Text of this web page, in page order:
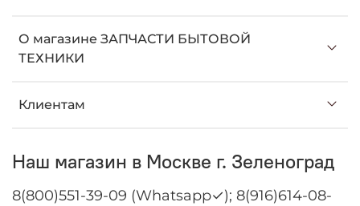
О магазине ЗАПЧАСТИ БЫТОВОЙ
ТЕХНИКИ
Клиентам
Наш магазин в Москве г. Зеленоград
8(800)551-39-09 (Whatsapp✓); 8(916)614-08-